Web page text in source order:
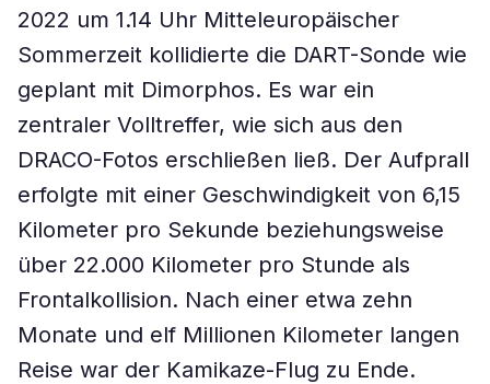
2022 um 1.14 Uhr Mitteleuropäischer
Sommerzeit kollidierte die DART-Sonde wie
geplant mit Dimorphos. Es war ein
zentraler Volltreffer, wie sich aus den
DRACO-Fotos erschließen ließ. Der Aufprall
erfolgte mit einer Geschwindigkeit von 6,15
Kilometer pro Sekunde beziehungsweise
über 22.000 Kilometer pro Stunde als
Frontalkollision. Nach einer etwa zehn
Monate und elf Millionen Kilometer langen
Reise war der Kamikaze-Flug zu Ende.